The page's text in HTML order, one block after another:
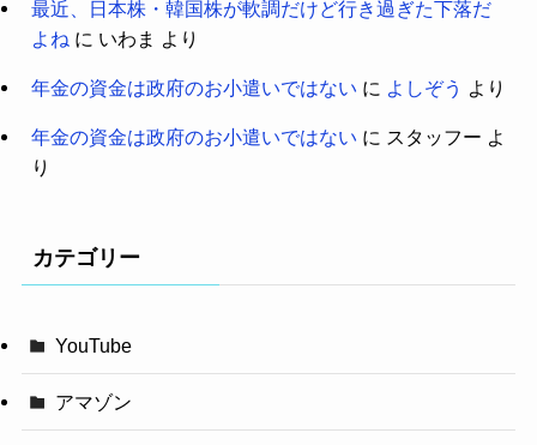
最近、日本株・韓国株が軟調だけど行き過ぎた下落だ
よね に いわま より
年金の資金は政府のお小遣いではない に よしぞう より
年金の資金は政府のお小遣いではない に スタッフー よ
り
カテゴリー
YouTube
アマゾン